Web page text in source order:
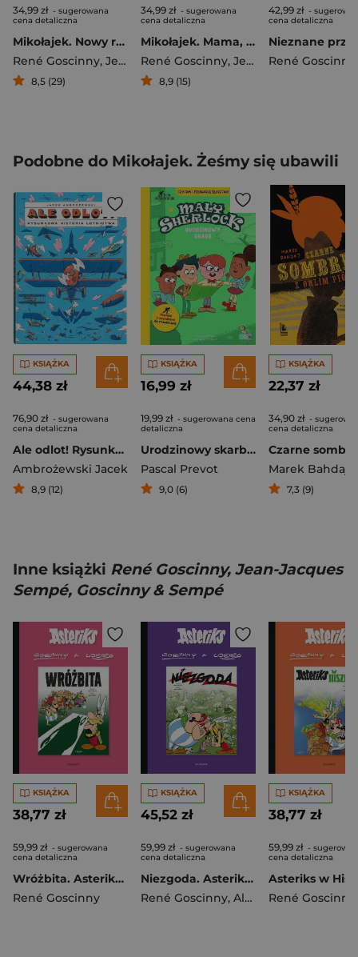
34,99 zł - sugerowana
cena detaliczna
Mikołajek. Nowy rok szkolny
René Goscinny, Jean-Jacques Sempé
8,5 (29)
34,99 zł - sugerowana
cena detaliczna
Mikołajek. Mama, tata i banda urwisów
René Goscinny, Jean-Jacques Sempé
8,9 (15)
42,99 zł -
cena detaliczna
René Goscinny
Podobne do Mikołajek. Żeśmy się ubawili
KSIĄŻKA
44,38 zł
76,90 zł - sugerowana
cena detaliczna
Ale odlot! Rysunkowa historia lotnictwa
Ambrożewski Jacek
8,9 (12)
KSIĄŻKA
16,99 zł
19,99 zł - sugerowana cena
detaliczna
Urodzinowy skarb. Mały Sherlock
Pascal Prevot
9,0 (6)
KSIĄŻKA
22,37 zł
34,90 zł -
cena detaliczna
Marek Bahdaj
7,3 (9)
Inne książki René Goscinny, Jean-Jacques
Sempé, Goscinny & Sempé
KSIĄŻKA
38,77 zł
59,99 zł - sugerowana
cena detaliczna
Wróżbita. Asteriks. Tom 19
René Goscinny
KSIĄŻKA
45,52 zł
59,99 zł - sugerowana
cena detaliczna
Niezgoda. Asteriks. Tom 15
René Goscinny, Albert Uderzo
KSIĄŻKA
38,77 zł
59,99 zł -
cena detaliczna
René Goscinny